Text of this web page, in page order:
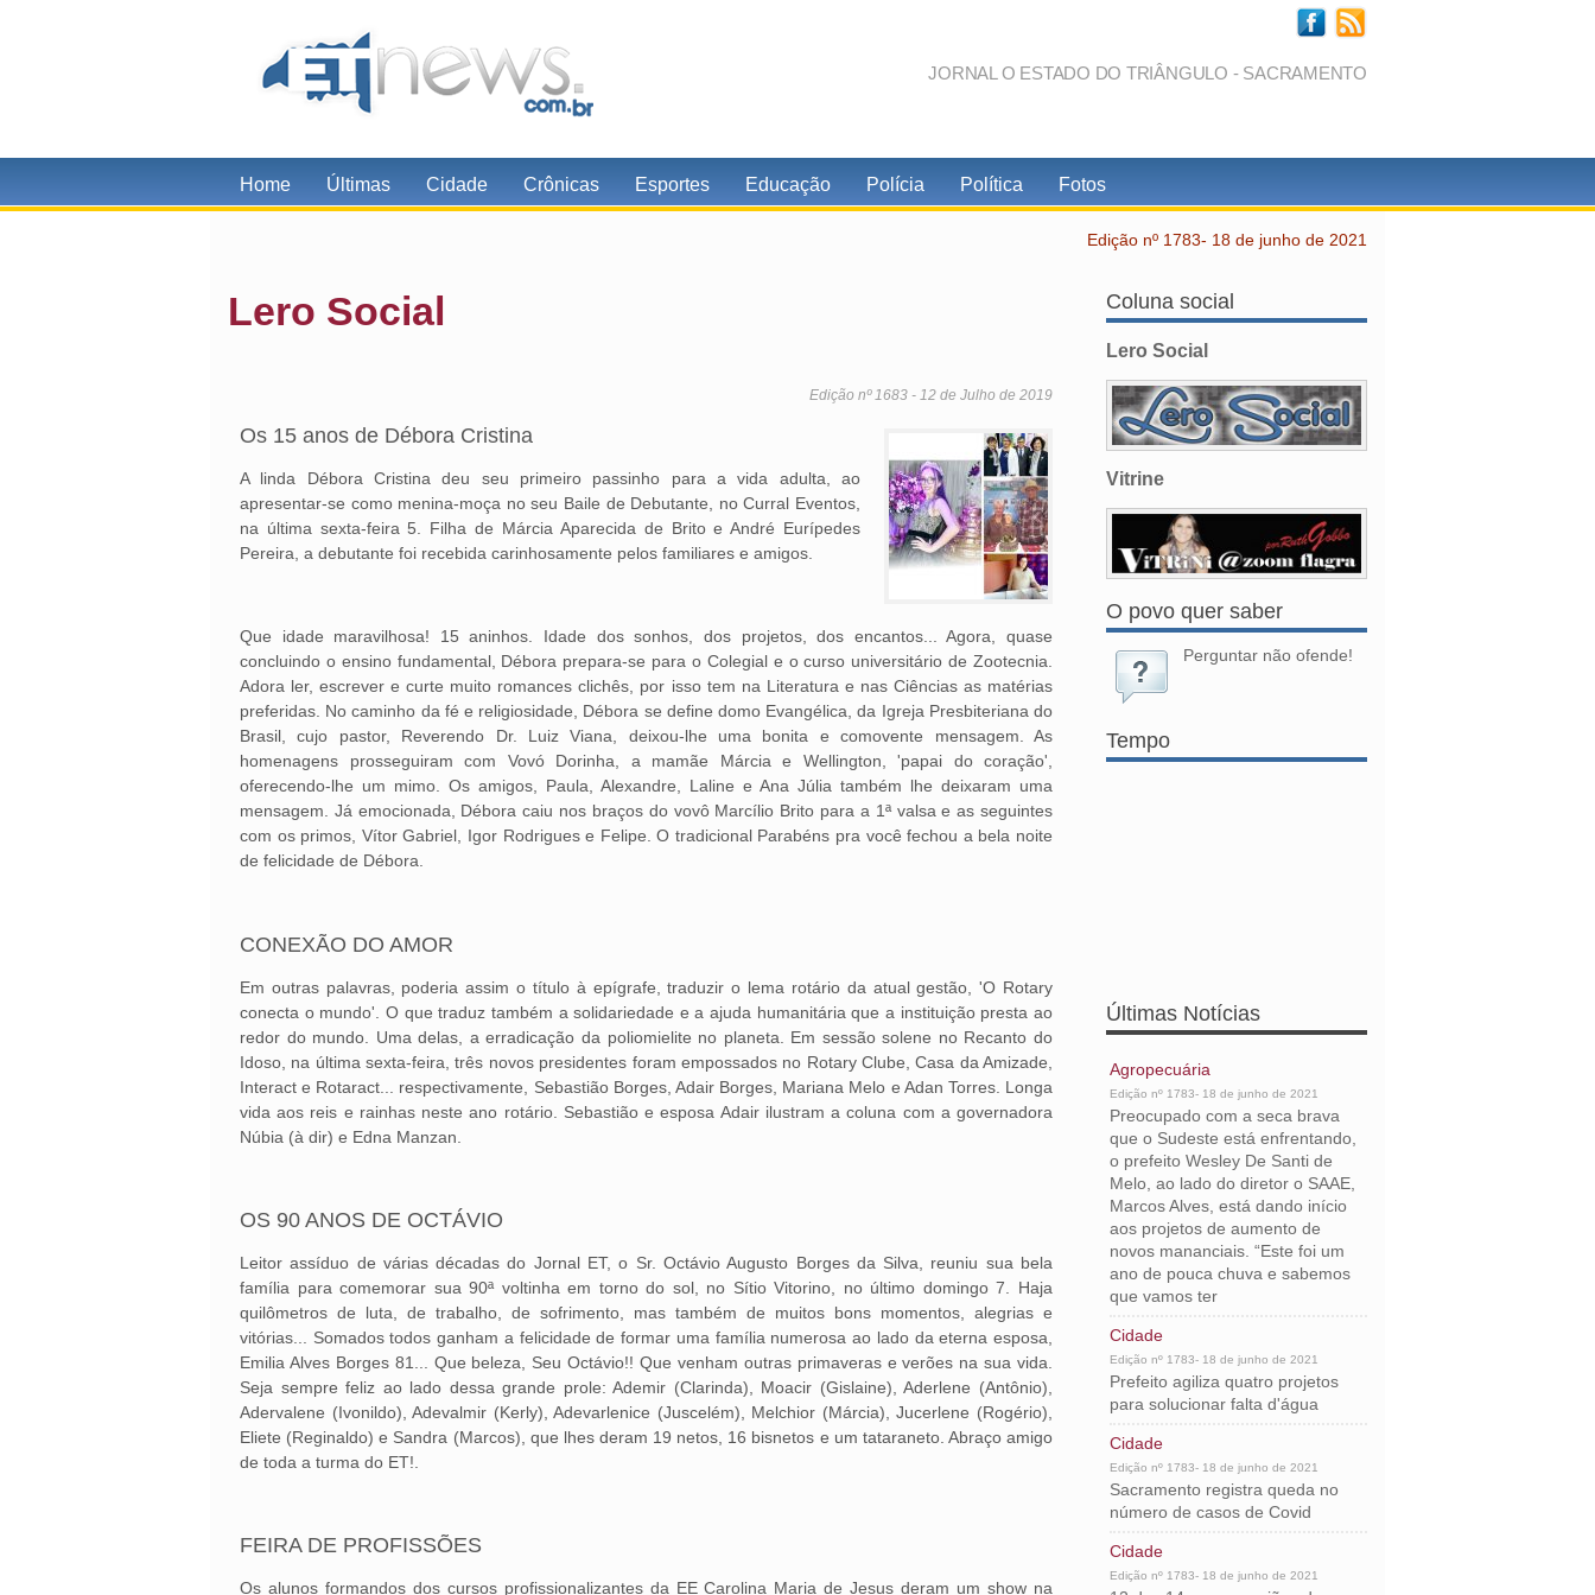
JORNAL O ESTADO DO TRIÂNGULO - SACRAMENTO
Home Últimas Cidade Crônicas Esportes Educação Polícia Política Fotos
Edição nº 1783- 18 de junho de 2021
Lero Social
Edição nº 1683 - 12 de Julho de 2019
Os 15 anos de Débora Cristina
A linda Débora Cristina deu seu primeiro passinho para a vida adulta, ao
apresentar-se como menina-moça no seu Baile de Debutante, no Curral Eventos,
na última sexta-feira 5. Filha de Márcia Aparecida de Brito e André Eurípedes
Pereira, a debutante foi recebida carinhosamente pelos familiares e amigos.
Que idade maravilhosa! 15 aninhos. Idade dos sonhos, dos projetos, dos encantos... Agora, quase
concluindo o ensino fundamental, Débora prepara-se para o Colegial e o curso universitário de Zootecnia.
Adora ler, escrever e curte muito romances clichês, por isso tem na Literatura e nas Ciências as matérias
preferidas. No caminho da fé e religiosidade, Débora se define domo Evangélica, da Igreja Presbiteriana do
Brasil, cujo pastor, Reverendo Dr. Luiz Viana, deixou-lhe uma bonita e comovente mensagem. As
homenagens prosseguiram com Vovó Dorinha, a mamãe Márcia e Wellington, 'papai do coração',
oferecendo-lhe um mimo. Os amigos, Paula, Alexandre, Laline e Ana Júlia também lhe deixaram uma
mensagem. Já emocionada, Débora caiu nos braços do vovô Marcílio Brito para a 1ª valsa e as seguintes
com os primos, Vítor Gabriel, Igor Rodrigues e Felipe. O tradicional Parabéns pra você fechou a bela noite
de felicidade de Débora.
CONEXÃO DO AMOR
Em outras palavras, poderia assim o título à epígrafe, traduzir o lema rotário da atual gestão, 'O Rotary
conecta o mundo'. O que traduz também a solidariedade e a ajuda humanitária que a instituição presta ao
redor do mundo. Uma delas, a erradicação da poliomielite no planeta. Em sessão solene no Recanto do
Idoso, na última sexta-feira, três novos presidentes foram empossados no Rotary Clube, Casa da Amizade,
Interact e Rotaract... respectivamente, Sebastião Borges, Adair Borges, Mariana Melo e Adan Torres. Longa
vida aos reis e rainhas neste ano rotário. Sebastião e esposa Adair ilustram a coluna com a governadora
Núbia (à dir) e Edna Manzan.
OS 90 ANOS DE OCTÁVIO
Leitor assíduo de várias décadas do Jornal ET, o Sr. Octávio Augusto Borges da Silva, reuniu sua bela
família para comemorar sua 90ª voltinha em torno do sol, no Sítio Vitorino, no último domingo 7. Haja
quilômetros de luta, de trabalho, de sofrimento, mas também de muitos bons momentos, alegrias e
vitórias... Somados todos ganham a felicidade de formar uma família numerosa ao lado da eterna esposa,
Emilia Alves Borges 81... Que beleza, Seu Octávio!! Que venham outras primaveras e verões na sua vida.
Seja sempre feliz ao lado dessa grande prole: Ademir (Clarinda), Moacir (Gislaine), Aderlene (Antônio),
Adervalene (Ivonildo), Adevalmir (Kerly), Adevarlenice (Juscelém), Melchior (Márcia), Jucerlene (Rogério),
Eliete (Reginaldo) e Sandra (Marcos), que lhes deram 19 netos, 16 bisnetos e um tataraneto. Abraço amigo
de toda a turma do ET!.
FEIRA DE PROFISSÕES
Os alunos formandos dos cursos profissionalizantes da EE Carolina Maria de Jesus deram um show na
Coluna social
Lero Social
Vitrine
O povo quer saber
Perguntar não ofende!
Tempo
Últimas Notícias
Agropecuária
Edição nº 1783- 18 de junho de 2021
Preocupado com a seca brava
que o Sudeste está enfrentando,
o prefeito Wesley De Santi de
Melo, ao lado do diretor o SAAE,
Marcos Alves, está dando início
aos projetos de aumento de
novos mananciais. “Este foi um
ano de pouca chuva e sabemos
que vamos ter
Cidade
Edição nº 1783- 18 de junho de 2021
Prefeito agiliza quatro projetos
para solucionar falta d'água
Cidade
Edição nº 1783- 18 de junho de 2021
Sacramento registra queda no
número de casos de Covid
Cidade
Edição nº 1783- 18 de junho de 2021